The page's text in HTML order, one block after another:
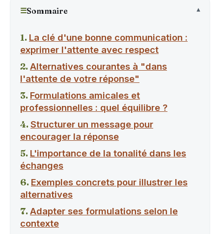
☰Sommaire
La clé d'une bonne communication :
exprimer l'attente avec respect
Alternatives courantes à "dans
l'attente de votre réponse"
Formulations amicales et
professionnelles : quel équilibre ?
Structurer un message pour
encourager la réponse
L'importance de la tonalité dans les
échanges
Exemples concrets pour illustrer les
alternatives
Adapter ses formulations selon le
contexte